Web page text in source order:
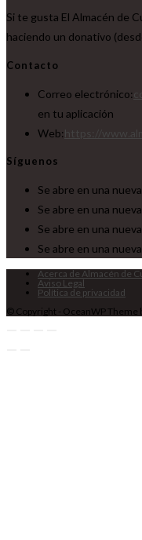
Si te gusta El Almacén de
haciendo un donativo
Contacto
Correo electrónico:
en tu aplicación
Web:
Síguenos
Se abre en una
Se abre en una
Se abre en una
Se abre en una
Acerca de Almacén de
Aviso Legal
Política de privacidad
© Copyright - OceanWP Theme